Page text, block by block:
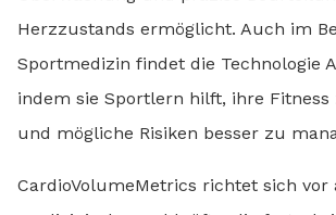
Herzzustands ermöglicht. Auch im
Sportmedizin findet die Technologie
indem sie Sportlern hilft, ihre
und mögliche Risiken besser zu
CardioVolumeMetrics richtet sich vor